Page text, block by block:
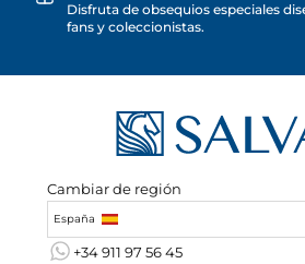
Disfruta de obsequios especiales
fans y coleccionistas.
Cambiar de región
España
+34 911 97 56 45